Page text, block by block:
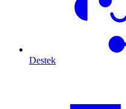
Destek